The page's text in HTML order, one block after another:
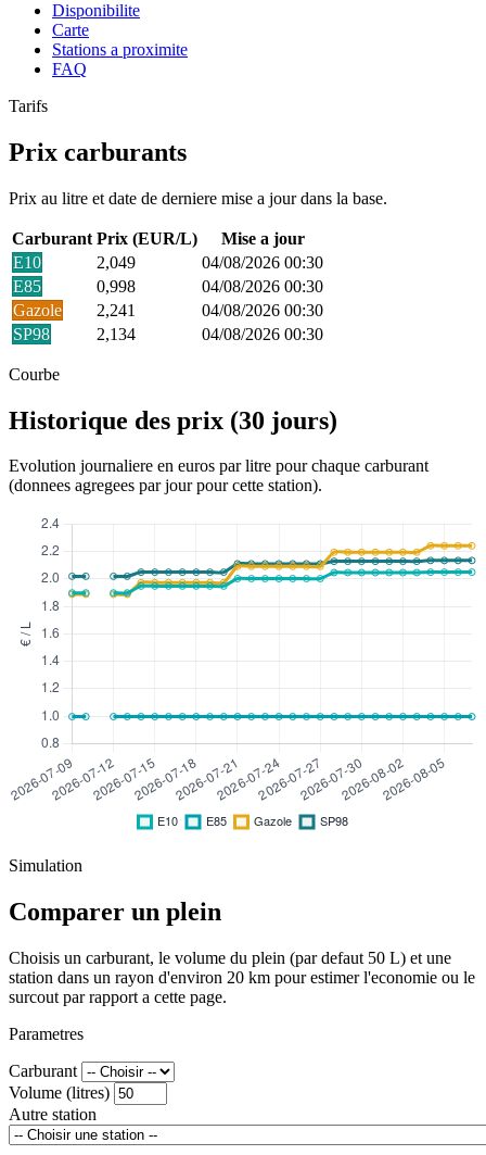
Disponibilite
Carte
Stations a proximite
FAQ
Tarifs
Prix carburants
Prix au litre et date de derniere mise a jour dans la base.
Carburant Prix (EUR/L)
Mise a jour
E10
2,049
04/08/2026 00:30
E85
0,998
04/08/2026 00:30
Gazole
2,241
04/08/2026 00:30
SP98
2,134 04/08/2026 00:30
Courbe
Historique des prix (30 jours)
Evolution journaliere en euros par litre pour chaque carburant
(donnees agregees par jour pour cette station).
Simulation
Comparer un plein
Choisis un carburant, le volume du plein (par defaut 50 L) et une
station dans un rayon d'environ 20 km pour estimer l'economie ou le
surcout par rapport a cette page.
Parametres
Carburant
Volume (litres)
Autre station